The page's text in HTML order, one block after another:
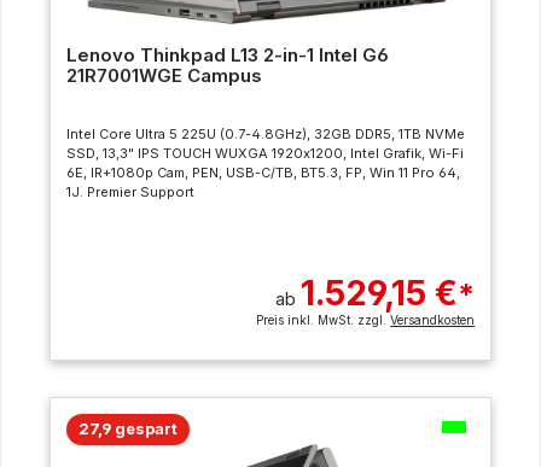
Lenovo Thinkpad L13 2-in-1 Intel G6
21R7001WGE Campus
Intel Core Ultra 5 225U (0.7-4.8GHz), 32GB DDR5, 1TB NVMe
SSD, 13,3" IPS TOUCH WUXGA 1920x1200, Intel Grafik, Wi-Fi
6E, IR+1080p Cam, PEN, USB-C/TB, BT5.3, FP, Win 11 Pro 64,
1J. Premier Support
ab 1.529,15 €*
Preis inkl. MwSt. zzgl.Versandkosten
27,9 gespart